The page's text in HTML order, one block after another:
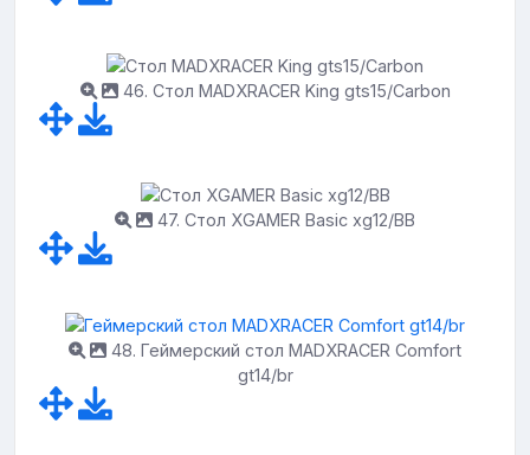
46. Стол MADXRACER King gts15/Carbon
47. Стол XGAMER Basic xg12/BB
48. Геймерский стол MADXRACER Comfort
gt14/br